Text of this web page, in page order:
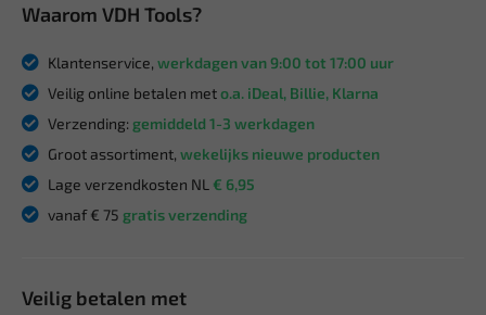
Waarom VDH Tools?
Klantenservice, werkdagen van 9:00 tot 17:00 uur
Veilig online betalen meto.a. iDeal, Billie, Klarna
Verzending: gemiddeld 1-3 werkdagen
Groot assortiment, wekelijks nieuwe producten
Lage verzendkosten NL € 6,95
vanaf € 75 gratis verzending
Veilig betalen met